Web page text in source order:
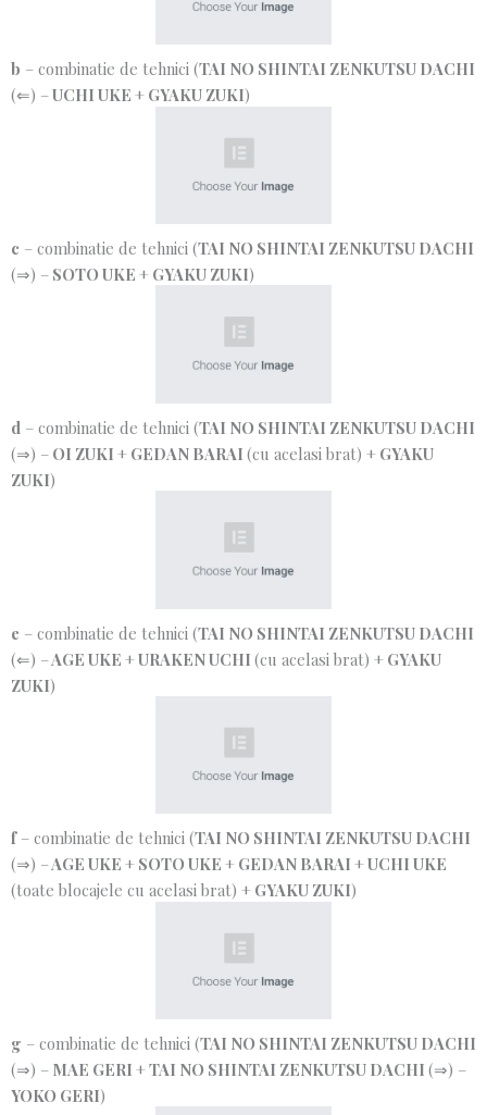
b – combinatie de tehnici (TAI NO SHINTAI ZENKUTSU DACHI
(⇐) –UCHI UKE + GYAKU ZUKI)
c – combinatie de tehnici (TAI NO SHINTAI ZENKUTSU DACHI
(⇒) – SOTO UKE + GYAKU ZUKI)
d – combinatie de tehnici (TAI NO SHINTAI ZENKUTSU DACHI
(⇒) – OI ZUKI + GEDAN BARAI (cu acelasi brat) + GYAKU
ZUKI)
e – combinatie de tehnici (TAI NO SHINTAI ZENKUTSU DACHI
(⇐) –AGE UKE +URAKEN UCHI (cu acelasi brat) + GYAKU
ZUKI)
f– combinatie de tehnici (TAI NO SHINTAI ZENKUTSU DACHI
(⇒) –AGE UKE + SOTO UKE + GEDAN BARAI +UCHI UKE
(toate blocajele cu acelasi brat) + GYAKU ZUKI)
g – combinatie de tehnici (TAI NO SHINTAI ZENKUTSU DACHI
(⇒) – MAE GERI +TAI NO SHINTAI ZENKUTSU DACHI (⇒) –
YOKO GERI)